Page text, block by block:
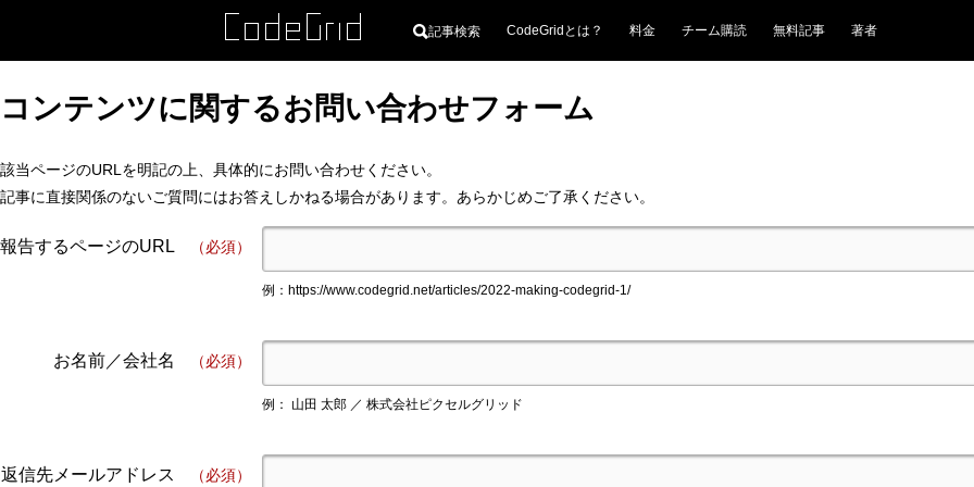
記事検索 CodeGridとは？ 料金 チーム購読 無料記事 著者
コンテンツに関するお問い合わせフォーム
該当ページのURLを明記の上、具体的にお問い合わせください。
記事に直接関係のないご質問にはお答えしかねる場合があります。あらかじめご了承ください。
報告するページのURL （必須）
例：https://www.codegrid.net/articles/2022-making-codegrid-1/
お名前／会社名 （必須）
例： 山田 太郎 ／ 株式会社ピクセルグリッド
返信先メールアドレス （必須）